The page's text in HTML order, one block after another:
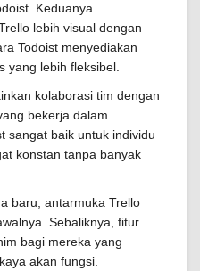
Keduanya
lebih visual dengan
Todoist menyediakan
yang lebih fleksibel.
kolaborasi tim dengan
bekerja dalam
sangat baik untuk individu
konstan tanpa banyak
baru, antarmuka Trello
Sebaliknya, fitur
bagi mereka yang
akan fungsi.